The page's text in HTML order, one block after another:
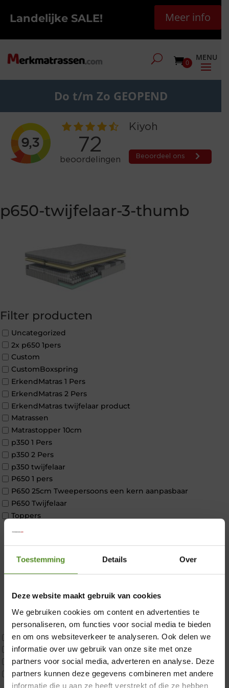
Toestemming Details Over
Deze website maakt gebruik van cookies
We gebruiken cookies om content en advertenties te
personaliseren, om functies voor social media te bieden
en om ons websiteverkeer te analyseren. Ook delen we
informatie over uw gebruik van onze site met onze
partners voor social media, adverteren en analyse. Deze
partners kunnen deze gegevens combineren met andere
informatie die u aan ze heeft verstrekt of die ze hebben
Landelijke SALE! Meer info
0
Do t/m Zo GEOPEND
p650-twijfelaar-3-thumb
Filter producten
Uncategorized
2x p650 1pers
Custom
CustomBoxspring
ErkendMatras 1 Pers
ErkendMatras 2 Pers
ErkendMatras twijfelaar product
Matrassen
Matrastopper 10cm
p350 1 Pers
p350 2 Pers
p350 twijfelaar
P650 1 pers
P650 25cm Tweepersoons een kern aanpasbaar
P650 Twijfelaar
Toppers
2 personen split
Twijfelaar
Koudschuim
Latex
Traagschuim
Tweepersoons 1 kern
Tweepersoons 1 kern product
Tweepersoons 2 kernen
Webshop Only Collectie
×